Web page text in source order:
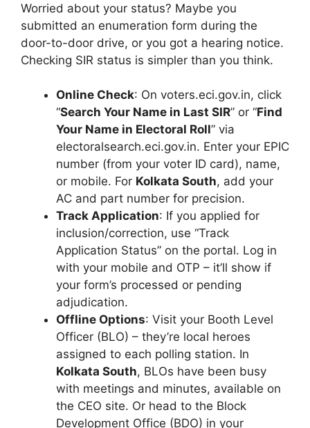
Worried about your status? Maybe you
submitted an enumeration form during the
door-to-door drive, or you got a hearing notice.
Checking SIR status is simpler than you think.
Online Check: On voters.eci.gov.in, click
“Search Your Name in Last SIR” or “Find
Your Name in Electoral Roll” via
electoralsearch.eci.gov.in. Enter your EPIC
number (from your voter ID card), name,
or mobile. For Kolkata South, add your
AC and part number for precision.
Track Application: If you applied for
inclusion/correction, use “Track
Application Status” on the portal. Log in
with your mobile and OTP – it’ll show if
your form’s processed or pending
adjudication.
Offline Options: Visit your Booth Level
Officer (BLO) – they’re local heroes
assigned to each polling station. In
Kolkata South, BLOs have been busy
with meetings and minutes, available on
the CEO site. Or head to the Block
Development Office (BDO) in your